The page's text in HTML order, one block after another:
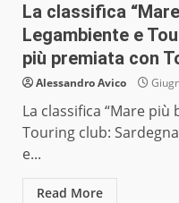
La classifica
Legambiente e
più premiata con
Alessandro Avico
La classifica “Mare più
Touring club:
e...
Read More